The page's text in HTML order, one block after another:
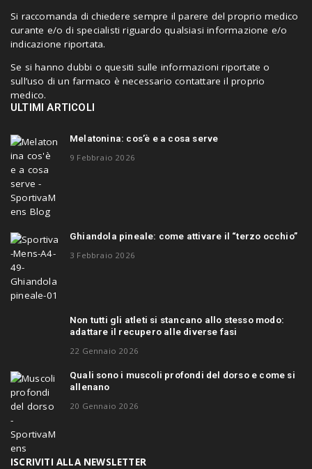
Si raccomanda di chiedere sempre il parere del proprio medico
curante e/o di specialisti riguardo qualsiasi informazione e/o
indicazione riportata.
Se si hanno dubbi o quesiti sulle informazioni riportate o
sull’uso di un farmaco è necessario contattare il proprio
medico.
ULTIMI ARTICOLI
Melatonina: cos’è e a cosa serve
9 Febbraio 2026
Ghiandola pineale: come attivare il “terzo occhio”
3 Febbraio 2026
Non tutti gli atleti si stancano allo stesso modo:
adattare il recupero alle diverse fasi
22 Gennaio 2026
Quali sono i muscoli profondi del dorso e come si
allenano
20 Gennaio 2026
ISCRIVITI ALLA NEWSLETTER